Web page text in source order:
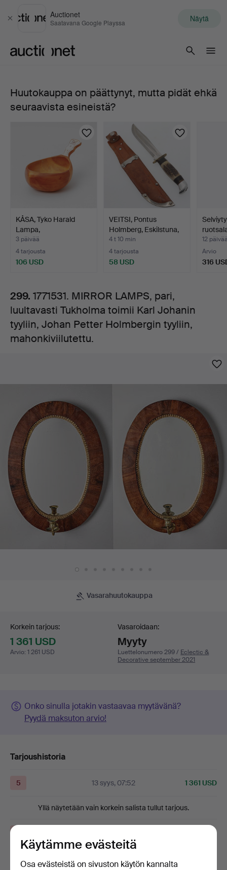
Sulje
Auctionet
Saatavana Google Playssa Näytä
299.
pari,
luultavasti
Tukholma
toimii
Karl
Johanin
tyyliin,
Johan
Holmbergin
tyyliin,
mahonkiviilutettu.
Huutokauppa on päättynyt, mutta pidät ehkä
seuraavista esineistä?
KÅSA, Tyko Harald
Lampa,
monogramsigneerat…
3 päivää
4 tarjousta
106 USD
VEITSI, Pontus
Holmberg, Eskilstuna,
1900-…
4 t 10 min
4 tarjousta
58 USD
12
Arvio
316
299. 1771531. MIRROR LAMPS, pari,
luultavasti Tukholma toimii Karl Johanin
tyyliin, Johan Petter Holmbergin tyyliin,
mahonkiviilutettu.
Tarjouskilpailu Vasarahuutokauppa
Korkein tarjous:
1 361 USD
Arvio: 1 261 USD
Vasaroidaan:
Myyty
Luettelonumero 299 / Eclectic &
Decorative september 2021
Onko sinulla jotakin vastaavaa myytävänä?
Pyydä maksuton arvio!
Tarjoushistoria
5 13 syys, 07:52 1 361 USD
Yllä näytetään vain korkein salista tullut tarjous.
1 359 USD
7 syys, 10:04
Käytämme evästeitä
Osa evästeistä on sivuston käytön kannalta